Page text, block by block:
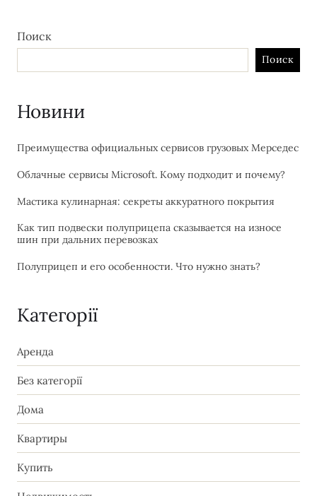
Поиск
Поиск
Новини
Преимущества официальных сервисов грузовых Мерседес
Облачные сервисы Microsoft. Кому подходит и почему?
Мастика кулинарная: секреты аккуратного покрытия
Как тип подвески полуприцепа сказывается на износе
шин при дальних перевозках
Полуприцеп и его особенности. Что нужно знать?
Категорії
Аренда
Без категорії
Дома
Квартиры
Купить